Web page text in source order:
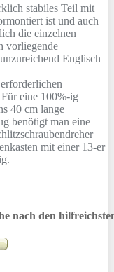
stabiles Teil mit
ist und auch
die einzelnen
vorliegende
Englisch
eine 100%-ig
40 cm lange
benötigt man eine
mit einer 13-er
nach den